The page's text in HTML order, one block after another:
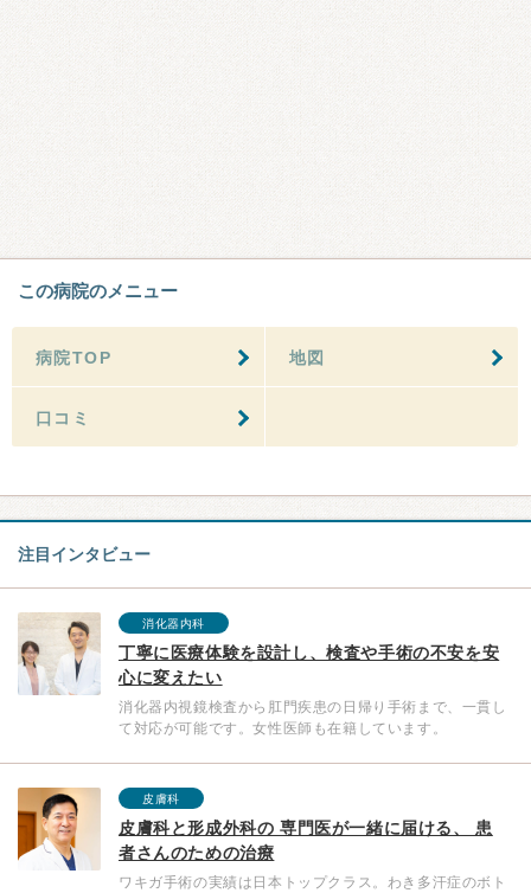
この病院のメニュー
病院TOP 地図
口コミ
注目インタビュー
消化器内科
丁寧に医療体験を設計し、検査や手術の不安を安
心に変えたい
消化器内視鏡検査から肛門疾患の日帰り手術まで、一貫し
て対応が可能です。女性医師も在籍しています。
皮膚科
皮膚科と形成外科の 専門医が一緒に届ける、 患
者さんのための治療
ワキガ手術の実績は日本トップクラス。わき多汗症のボト